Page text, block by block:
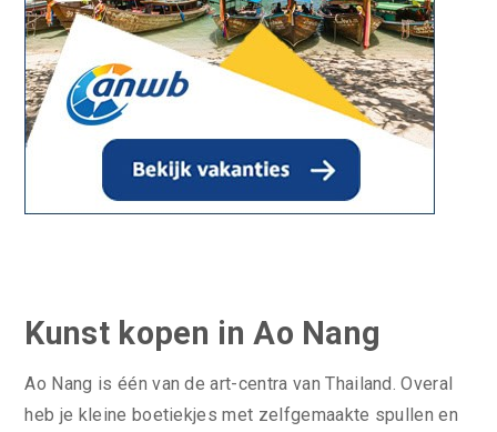
Kunst kopen in Ao Nang
Ao Nang is één van de art-centra van Thailand. Overal
heb je kleine boetiekjes met zelfgemaakte spullen en